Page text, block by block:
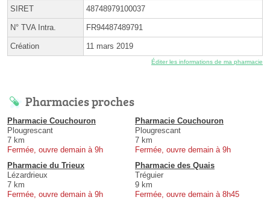
SIRET 48748979100037
N° TVA Intra. FR94487489791
Création 11 mars 2019
Éditer les informations de ma pharmacie
Pharmacies proches
Pharmacie Couchouron
Plougrescant
7 km
Fermée, ouvre demain à 9h
Pharmacie Couchouron
Plougrescant
7 km
Fermée, ouvre demain à 9h
Pharmacie du Trieux
Lézardrieux
7 km
Fermée, ouvre demain à 9h
Pharmacie des Quais
Tréguier
9 km
Fermée, ouvre demain à 8h45